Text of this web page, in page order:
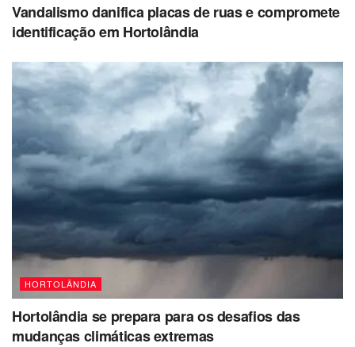
Vandalismo danifica placas de ruas e compromete
identificação em Hortolândia
HORTOLÂNDIA
Hortolândia se prepara para os desafios das
mudanças climáticas extremas